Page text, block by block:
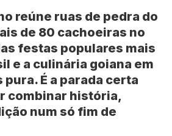
reúne ruas de pedra do
de 80 cachoeiras no
festas populares mais
e a culinária goiana em
É a parada certa
combinar história,
num só fim de